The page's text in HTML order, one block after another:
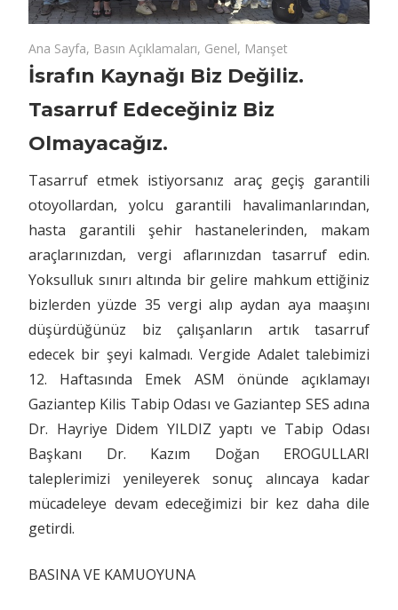
22 Mayıs 2024
İsrafın
Kaynağı
Değiliz.
Tasarruf
Edeceğiniz
Biz
Olmayacağız.
yorumlar kapalı
Ana Sayfa, Basın Açıklamaları, Genel, Manşet
İsrafın Kaynağı Biz Değiliz.
Tasarruf Edeceğiniz Biz
Olmayacağız.
Tasarruf etmek istiyorsanız araç geçiş garantili
otoyollardan, yolcu garantili havalimanlarından,
hasta garantili şehir hastanelerinden, makam
araçlarınızdan, vergi aflarınızdan tasarruf edin.
Yoksulluk sınırı altında bir gelire mahkum ettiğiniz
bizlerden yüzde 35 vergi alıp aydan aya maaşını
düşürdüğünüz biz çalışanların artık tasarruf
edecek bir şeyi kalmadı. Vergide Adalet talebimizi
12. Haftasında Emek ASM önünde açıklamayı
Gaziantep Kilis Tabip Odası ve Gaziantep SES adına
Dr. Hayriye Didem YILDIZ yaptı ve Tabip Odası
Başkanı Dr. Kazım Doğan EROGULLARI
taleplerimizi yenileyerek sonuç alıncaya kadar
mücadeleye devam edeceğimizi bir kez daha dile
getirdi.
BASINA VE KAMUOYUNA